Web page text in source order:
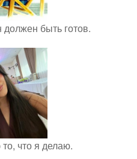
быть готов.
что я делаю.